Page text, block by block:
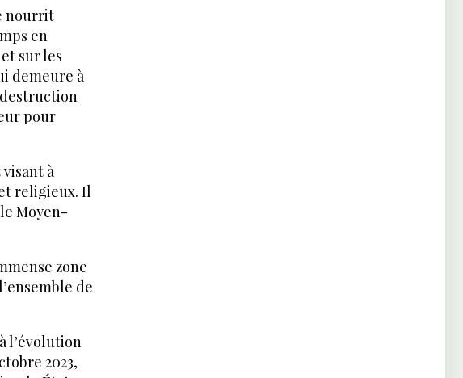
nourrit
en
sur les
demeure à
pour
à
religieux. Il
Moyen-
zone
de
l’évolution
2023,